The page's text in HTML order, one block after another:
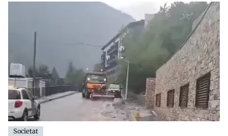
Societat